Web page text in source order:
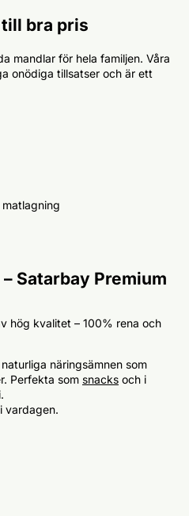
bra pris
mandlar för hela familjen. Våra
onödiga tillsatser och är ett
Satarbay Premium
hög kvalitet – 100% rena och
näringsämnen som
Perfekta som snacks och i
vardagen.